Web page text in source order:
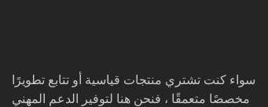
سواء كنت تشتري منتجات قياسية أو تتابع تطويرًا
مخصصًا متعمقًا ، فنحن هنا لتوفير الدعم المهني